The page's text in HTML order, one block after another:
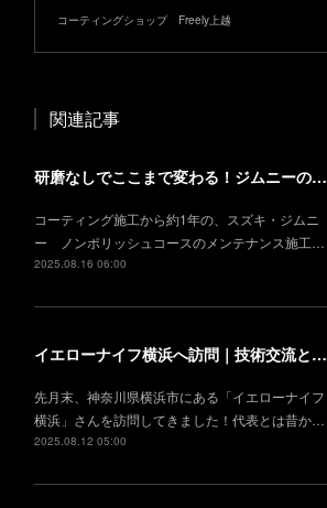
コーティングショップ Freely上越
関連記事
研磨なしでここまで変わる！ジムニーの徹底メンテナンス事例
コーティング施工から約1年の、スズキ・ジムニ
ー ノンポリッシュコースのメンテナンス施工…
2025.08.16 06:00
イエローナイフ横浜へ訪問｜技術交流と情報共有
先月末、神奈川県横浜市にある「イエローナイフ
横浜」さんを訪問してきました！代表とは昔か…
2025.08.12 05:00